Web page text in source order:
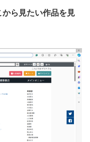
ら見たい作品を見